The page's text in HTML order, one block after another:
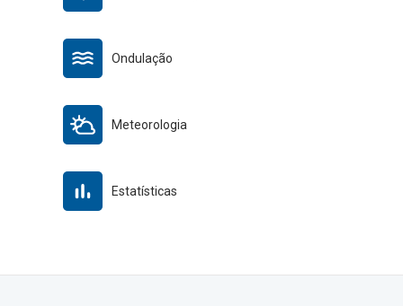
Ondulação
Meteorologia
Estatísticas